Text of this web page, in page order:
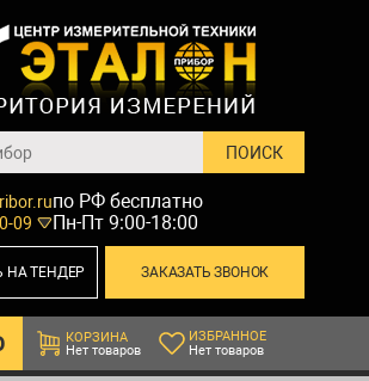
09
по РФ бесплатно
Пн-Пт 9:00-18:00
ЗАКАЗАТЬ ЗВОНОК
НА ТЕНДЕР
КОРЗИНА
Нет товаров
ИЗБРАННОЕ
Нет товаров